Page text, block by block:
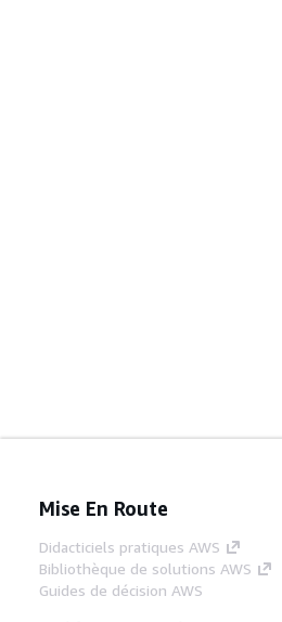
Mise En Route
Didacticiels pratiques AWS
Bibliothèque de solutions AWS
Guides de décision AWS